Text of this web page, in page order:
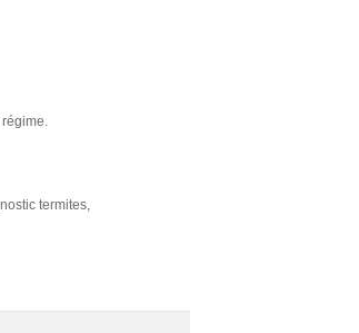
termites,